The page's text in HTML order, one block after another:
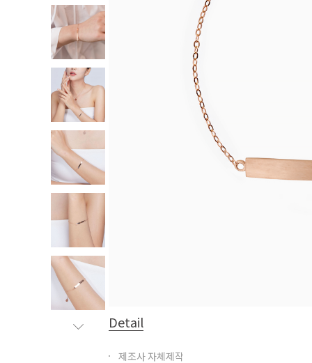
Detail
제조사 자체제작